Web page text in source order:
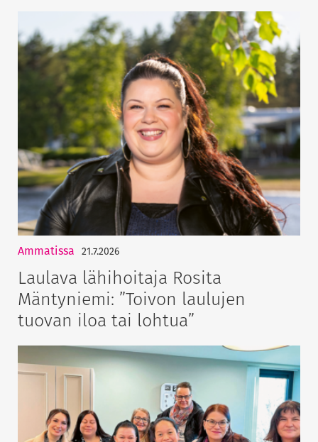
Ammatissa 21.7.2026
Laulava lähihoitaja Rosita
Mäntyniemi: ”Toivon laulujen
tuovan iloa tai lohtua”